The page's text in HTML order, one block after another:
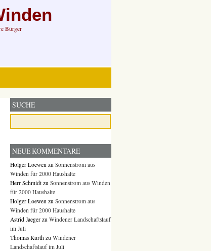
Bürger
SUCHE
NEUE KOMMENTARE
Holger Loewen zu Sonnenstrom aus
Winden für 2000 Haushalte
Herr Schmidt zu Sonnenstrom aus Winden
für 2000 Haushalte
Holger Loewen zu Sonnenstrom aus
Winden für 2000 Haushalte
Astrid Jaeger zu Windener Landschaftslauf
im Juli
Thomas Kurth zu Windener
Landschaftslauf im Juli